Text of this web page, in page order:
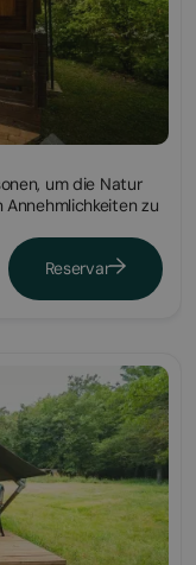
um die Natur
zu
Reservar